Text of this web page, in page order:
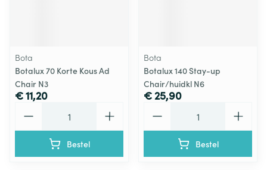
Bota
Botalux 70 Korte Kous Ad
Chair N3
€ 11,20
Bestel
Bota
Botalux 140 Stay-up
Chair/huidkl N6
€ 25,90
Bestel